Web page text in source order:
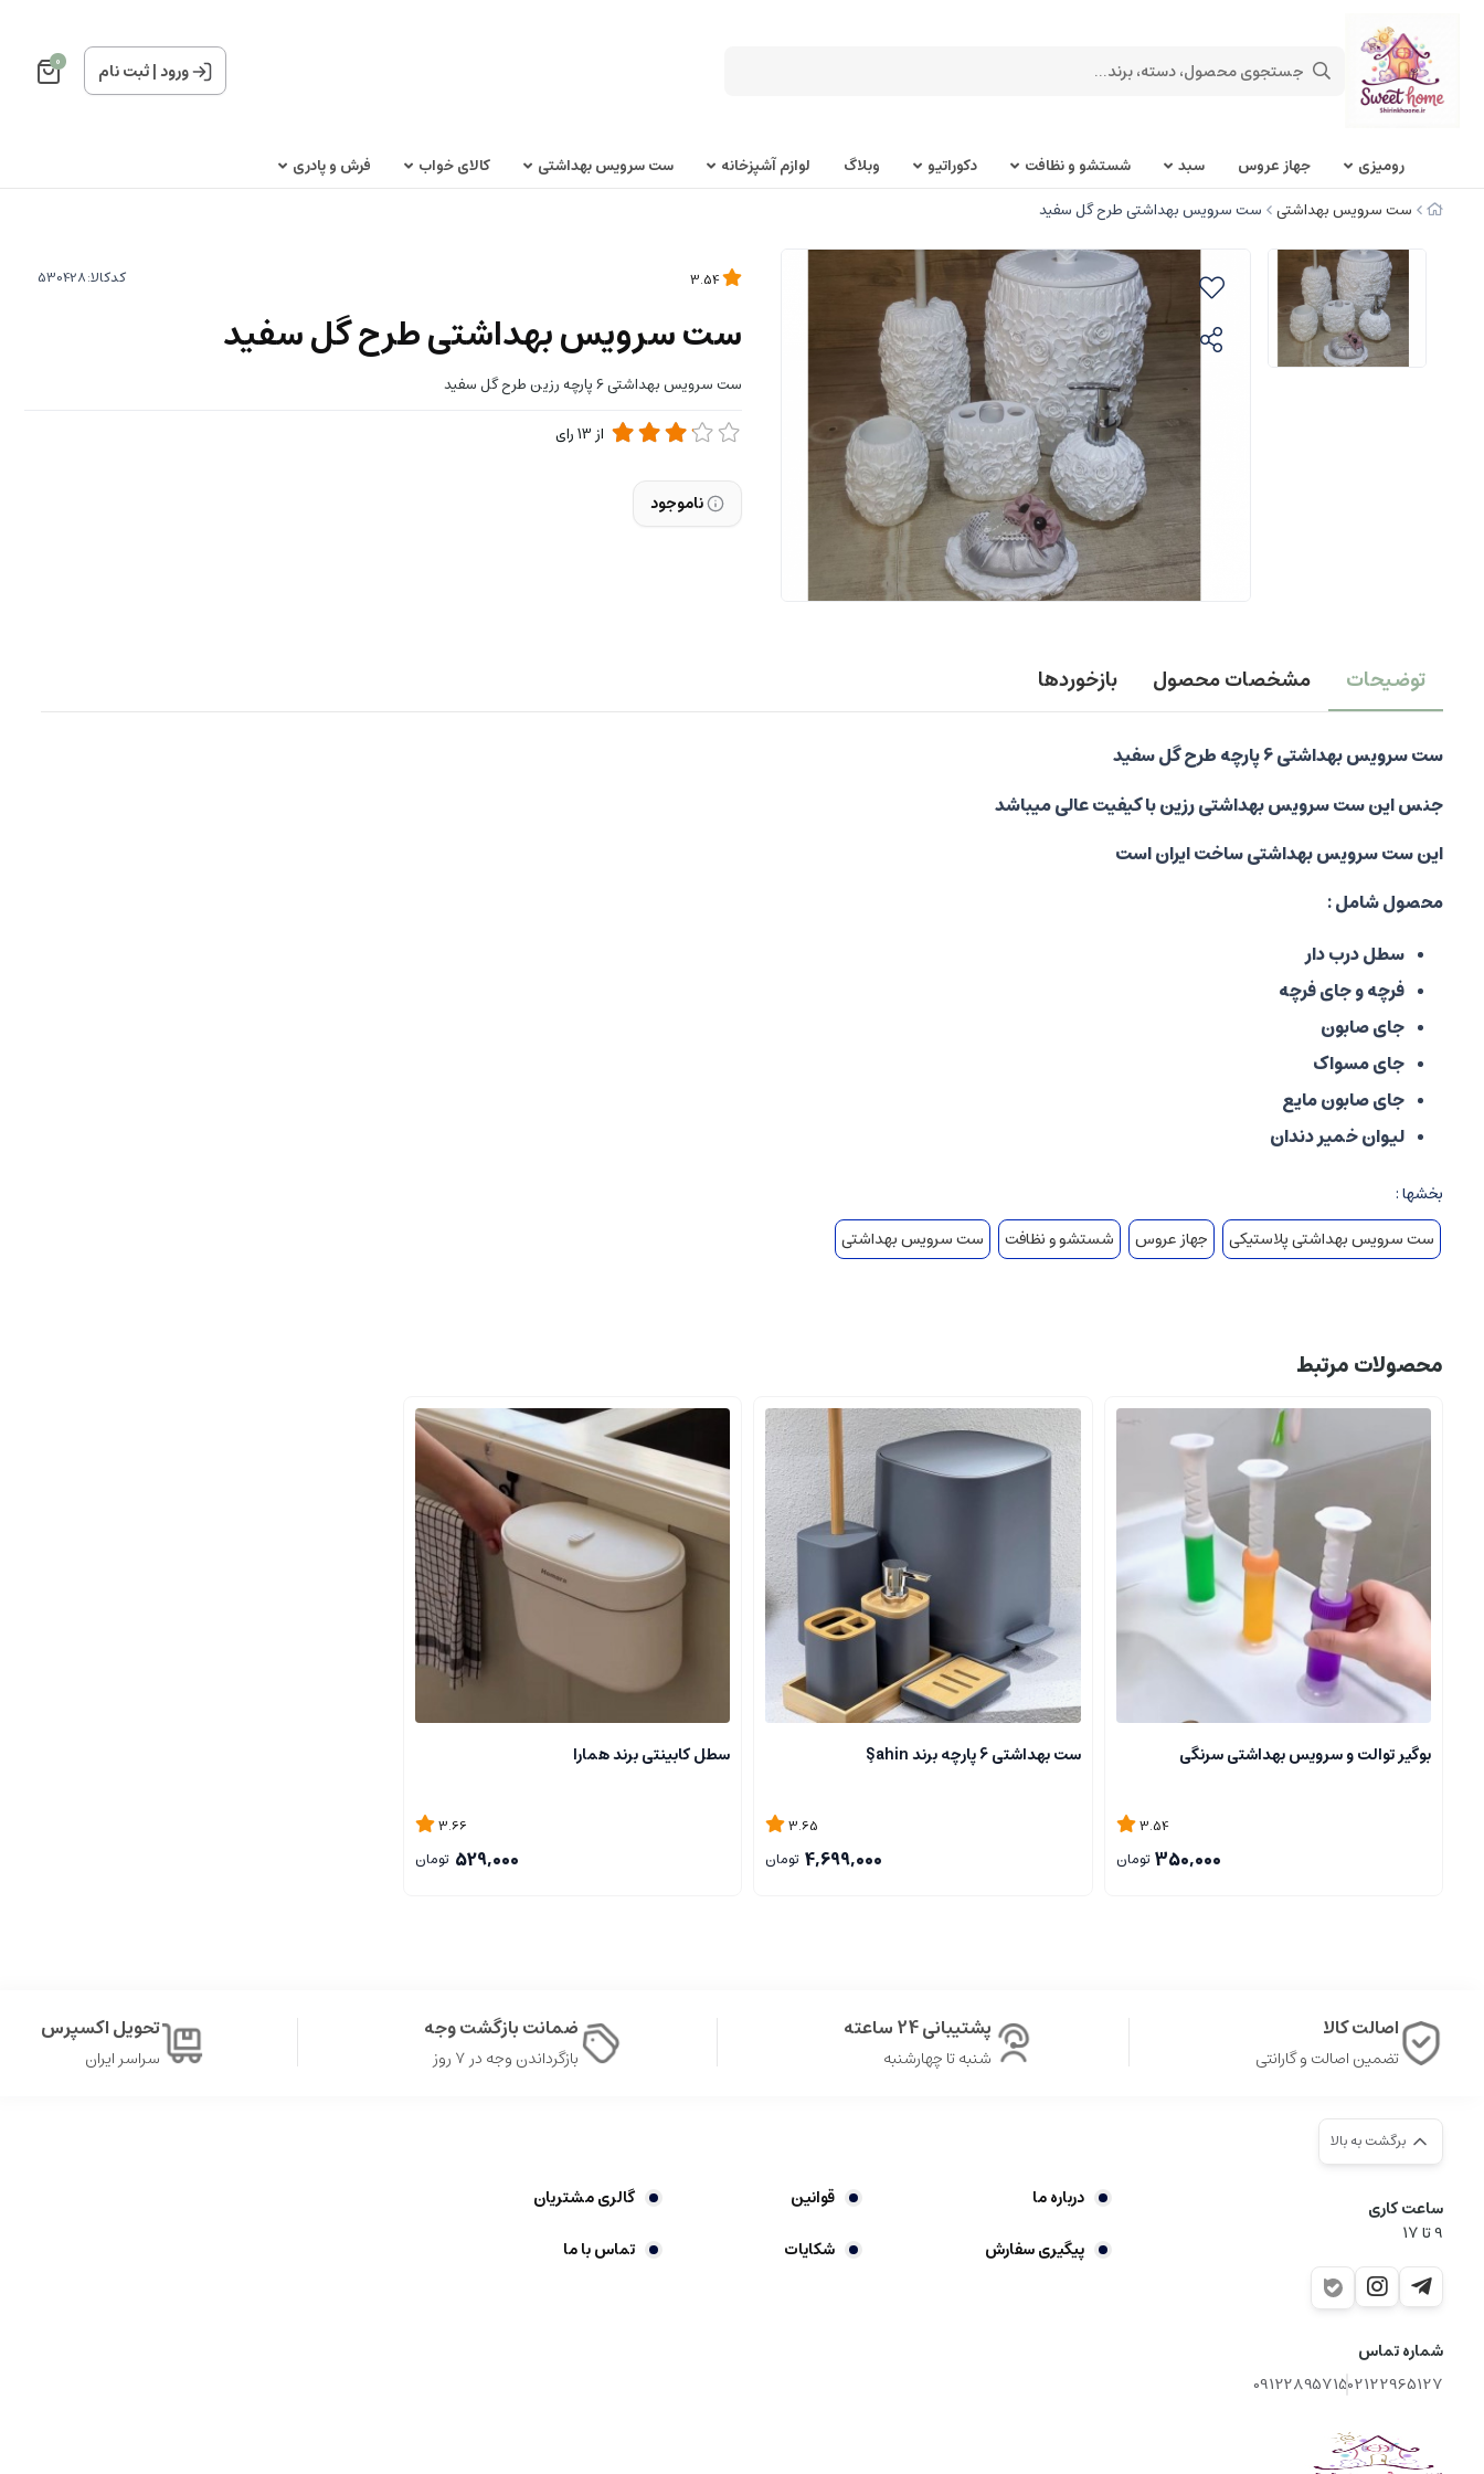
ورود|ثبت نام 0
روميزی جهاز عروس سبد شستشو و نظافت دکوراتیو وبلاگ لوازم آشپزخانه ست سرویس بهداشتی کالای خواب
فرش و پادری
ست سرویس بهداشتی
ست سرویس بهداشتی طرح گل سفید
کدکالا:
ست سرویس بهداشتی طرح گل سفید
ست سرویس بهداشتی 6 پارچه رزین طرح گل سفید
از13رای
ناموجود
توضیحات مشخصات محصول بازخوردها
ست سرویس بهداشتی 6 پارچه طرح گل سفید
جنس این ست سرویس بهداشتی رزین با کیفیت عالی میباشد
این ست سرویس بهداشتی ساخت ایران است
محصول شامل :
سطل درب دار
فرچه و جای فرچه
جای صابون
جای مسواک
جای صابون مایع
لیوان خمیر دندان
بخشها :
ست سرویس بهداشتی پلاستیکی
جهاز عروس شستشو و نظافت ست سرویس بهداشتی
محصولات مرتبط
بوگیر توالت و سرویس بهداشتی سرنگی
3.54
350,000 تومان
ست بهداشتی 6 پارچه برند Şahin
3.65
4,699,000 تومان
سطل کابینتی برند همارا
3.66
529,000 تومان
اصالت کالا
تضمین اصالت و گارانتی
پشتیبانی 24 ساعته
شنبه تا چهارشنبه
ضمانت بازگشت وجه
بازگرداندن وجه در ۷ روز
تحویل اکسپرس
سراسر ایران
برگشت به بالا
ساعت کاری
9‌ تا ۱۷
شماره تماس
02122965127
09122895715
درباره ما قوانین
گالری مشتریان
پیگیری سفارش
شکایات تماس با ما